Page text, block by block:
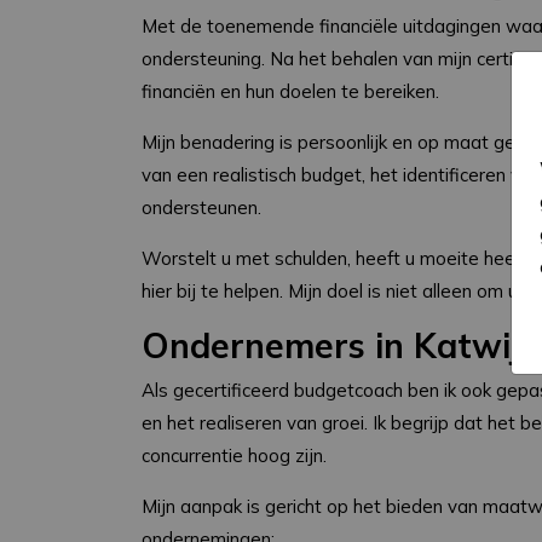
Met de toenemende financiële uitdagingen
ondersteuning. Na het behalen van mijn
financiën en hun doelen te bereiken.
Mijn benadering is persoonlijk en op maat
van een realistisch budget, het identificeren
ondersteunen.
Worstelt u met schulden, heeft u moeite heeft
hier bij te helpen. Mijn doel is niet alleen om u
Ondernemers in Katwijk
Als gecertificeerd budgetcoach ben ik ook
en het realiseren van groei. Ik begrijp dat het
concurrentie hoog zijn.
Mijn aanpak is gericht op het bieden van